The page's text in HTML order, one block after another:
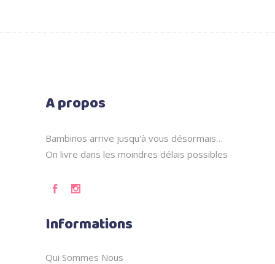
A propos
Bambinos arrive jusqu'à vous désormais…
On livre dans les moindres délais possibles
Informations
Qui Sommes Nous